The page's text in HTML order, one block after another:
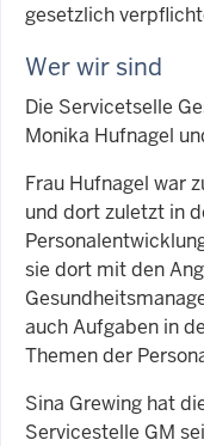
gesetzlich
Wer wir sind
Die Servicetselle
Monika Hufnagel
Frau Hufnagel war
und dort zuletzt in
sie dort mit den
auch Aufgaben in
Themen der
Sina Grewing hat
Servicestelle GM